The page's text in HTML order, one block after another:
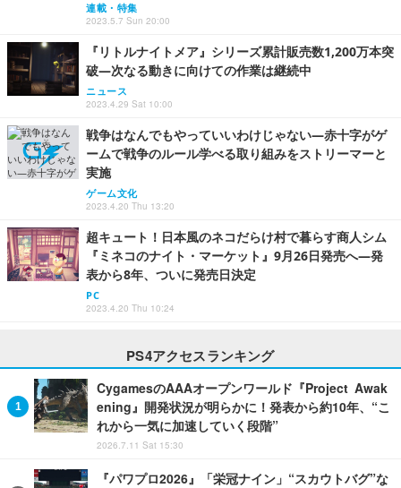
連載・特集
2023.5.7 Sun 20:00
『リトルナイトメア』シリーズ累計販売数1,200万本突
破―次なる動きに向けての作業は継続中
ニュース
2023.4.29 Sat 10:00
戦争はなんでもやっていいわけじゃない―赤十字がゲ
ームで戦争のルール学べる取り組みをストリーマーと
実施
ゲーム文化
2023.4.20 Thu 13:20
超キュート！日本風のネコだらけ村で暮らす商人シム
『ミネコのナイト・マーケット』9月26日発売へ―発
表から8年、ついに発売日決定
PC
2023.4.20 Thu 10:24
PS4アクセスランキング
CygamesのAAAオープンワールド『Project Awak
ening』開発状況が明らかに！発表から約10年、“こ
れから一気に加速していく段階”
2026.7.11 Sat 15:30
『パワプロ2026』「栄冠ナイン」“スカウトバグ”な